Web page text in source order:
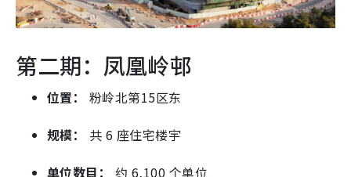
第二期：凤凰岭邨
位置：
粉岭北第15区东
规模：
共 6 座住宅楼宇
单位数目：
约 6,100 个单位